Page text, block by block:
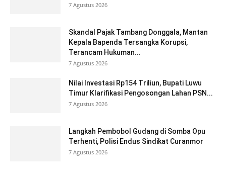
7 Agustus 2026
Skandal Pajak Tambang Donggala, Mantan
Kepala Bapenda Tersangka Korupsi,
Terancam Hukuman...
7 Agustus 2026
Nilai Investasi Rp154 Triliun, Bupati Luwu
Timur Klarifikasi Pengosongan Lahan PSN...
7 Agustus 2026
Langkah Pembobol Gudang di Somba Opu
Terhenti, Polisi Endus Sindikat Curanmor
7 Agustus 2026